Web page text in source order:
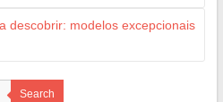
descobrir: modelos excepcionais
Search